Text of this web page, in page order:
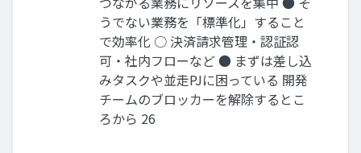
うでない業務を「標準化」すること
で効率化 ○ 決済請求管理・認証認
可・社内フローなど ● まずは差し込
みタスクや並走PJに困っている 開発
チームのブロッカーを解除するとこ
ろから 26